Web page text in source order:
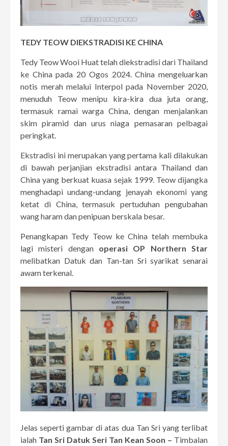
TEDY TEOW DIEKSTRADISI KE CHINA
Tedy Teow Wooi Huat telah diekstradisi dari Thailand
ke China pada 20 Ogos 2024. China mengeluarkan
notis merah melalui Interpol pada November 2020,
menuduh Teow menipu kira-kira dua juta orang,
termasuk ramai warga China, dengan menjalankan
skim piramid dan urus niaga pemasaran pelbagai
peringkat.
Ekstradisi ini merupakan yang pertama kali dilakukan
di bawah perjanjian ekstradisi antara Thailand dan
China yang berkuat kuasa sejak 1999. Teow dijangka
menghadapi undang-undang jenayah ekonomi yang
ketat di China, termasuk pertuduhan pengubahan
wang haram dan penipuan berskala besar. ​
Penangkapan Tedy Teow ke China telah membuka
lagi misteri dengan operasi OP Northern Star
melibatkan Datuk dan Tan-tan Sri syarikat senarai
awam terkenal.
Jelas seperti gambar di atas dua Tan Sri yang terlibat
ialah Tan Sri Datuk Seri Tan Kean Soon – Timbalan